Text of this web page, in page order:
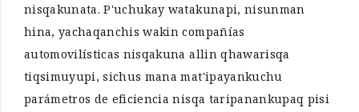
nisqakunata. P'uchukay watakunapi, nisunman
hina, yachaqanchis wakin compañías
automovilísticas nisqakuna allin qhawarisqa
tiqsimuyupi, sichus mana mat'ipayankuchu
parámetros de eficiencia nisqa taripanankupaq pisi